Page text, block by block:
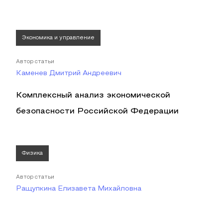
Экономика и управление
Автор статьи
Каменев Дмитрий Андреевич
Комплексный анализ экономической
безопасности Российской Федерации
Физика
Автор статьи
Ращупкина Елизавета Михайловна